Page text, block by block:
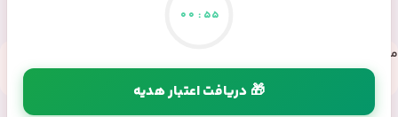
مسیرهای ارتباطی
54
:
00
🎁 دریافت اعتبار هدیه